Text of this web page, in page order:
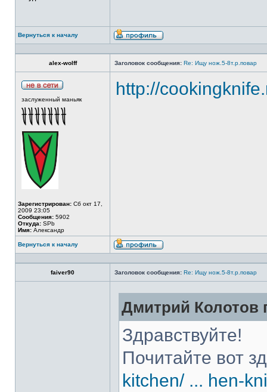
Вернуться к началу
alex-wolff Заголовок сообщения: Re: Ищу нож.5-8т.р.повар
заслуженный маньяк
Зарегистрирован: Сб окт 17,
2009 23:05
Сообщения: 5902
Откуда: SPb
Имя: Александр
http://
Вернуться к началу
faiver90 Заголовок сообщения: Re: Ищу нож.5-8т.р.повар
Дмитрий Колотов
Здравствуйте!
Почитайте вот
kitchen/ ... hen-